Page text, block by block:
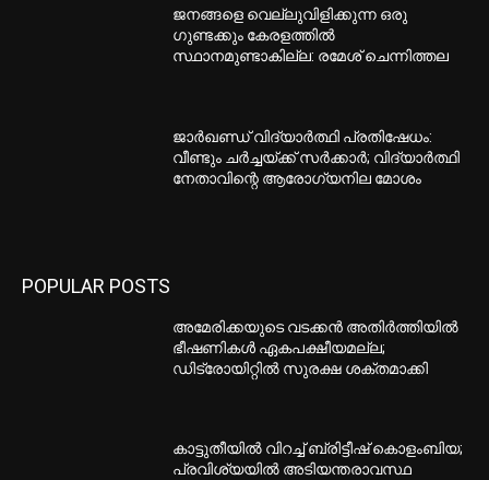
ജനങ്ങളെ വെല്ലുവിളിക്കുന്ന ഒരു
ഗുണ്ടക്കും കേരളത്തിൽ
സ്ഥാനമുണ്ടാകില്ല: രമേശ് ചെന്നിത്തല
ജാർഖണ്ഡ് വിദ്യാർത്ഥി പ്രതിഷേധം:
വീണ്ടും ചർച്ചയ്ക്ക് സർക്കാർ; വിദ്യാർത്ഥി
നേതാവിന്റെ ആരോഗ്യനില മോശം
POPULAR POSTS
അമേരിക്കയുടെ വടക്കൻ അതിർത്തിയിൽ
ഭീഷണികൾ ഏകപക്ഷീയമല്ല;
ഡിട്രോയിറ്റിൽ സുരക്ഷ ശക്തമാക്കി
കാട്ടുതീയിൽ വിറച്ച് ബ്രിട്ടീഷ് കൊളംബിയ;
പ്രവിശ്യയിൽ അടിയന്തരാവസ്ഥ